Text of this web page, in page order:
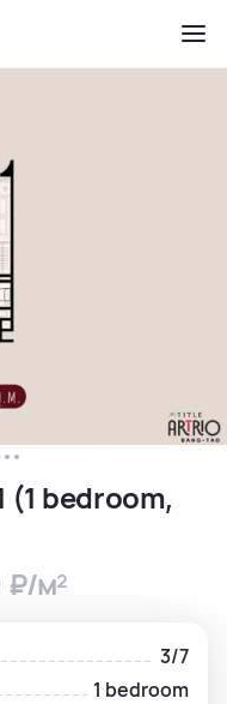
(1 bedroom,
₽/м²
3/7
1 bedroom